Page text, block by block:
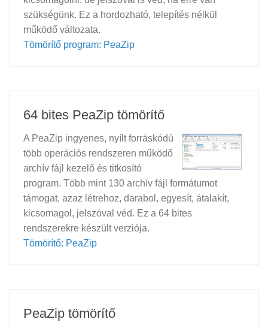
szükségünk. Ez a hordozható, telepítés nélkül
működő változata.
Tömörítő program: PeaZip
64 bites PeaZip tömörítő
A PeaZip ingyenes, nyílt forráskódú
több operációs rendszeren működő
archív fájl kezelő és titkosító
program. Több mint 130 archív fájl formátumot
támogat, azaz létrehoz, darabol, egyesít, átalakít,
kicsomagol, jelszóval véd. Ez a 64 bites
rendszerekre készült verziója.
Tömörítő: PeaZip
PeaZip tömörítő